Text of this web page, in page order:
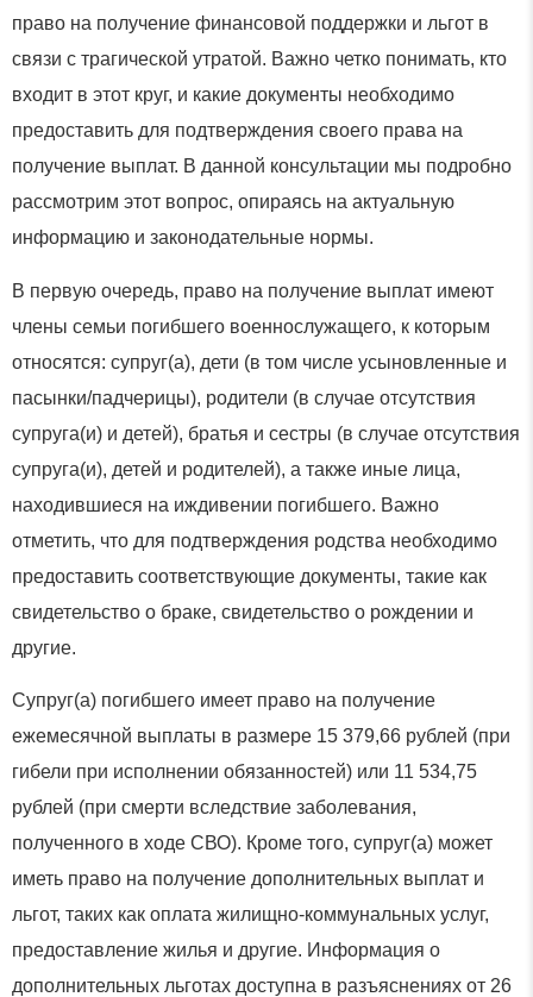
право на получение финансовой поддержки и льгот в
связи с трагической утратой. Важно четко понимать, кто
входит в этот круг, и какие документы необходимо
предоставить для подтверждения своего права на
получение выплат. В данной консультации мы подробно
рассмотрим этот вопрос, опираясь на актуальную
информацию и законодательные нормы.
В первую очередь, право на получение выплат имеют
члены семьи погибшего военнослужащего, к которым
относятся: супруг(а), дети (в том числе усыновленные и
пасынки/падчерицы), родители (в случае отсутствия
супруга(и) и детей), братья и сестры (в случае отсутствия
супруга(и), детей и родителей), а также иные лица,
находившиеся на иждивении погибшего. Важно
отметить, что для подтверждения родства необходимо
предоставить соответствующие документы, такие как
свидетельство о браке, свидетельство о рождении и
другие.
Супруг(а) погибшего имеет право на получение
ежемесячной выплаты в размере 15 379,66 рублей (при
гибели при исполнении обязанностей) или 11 534,75
рублей (при смерти вследствие заболевания,
полученного в ходе СВО). Кроме того, супруг(а) может
иметь право на получение дополнительных выплат и
льгот, таких как оплата жилищно-коммунальных услуг,
предоставление жилья и другие. Информация о
дополнительных льготах доступна в разъяснениях от 26